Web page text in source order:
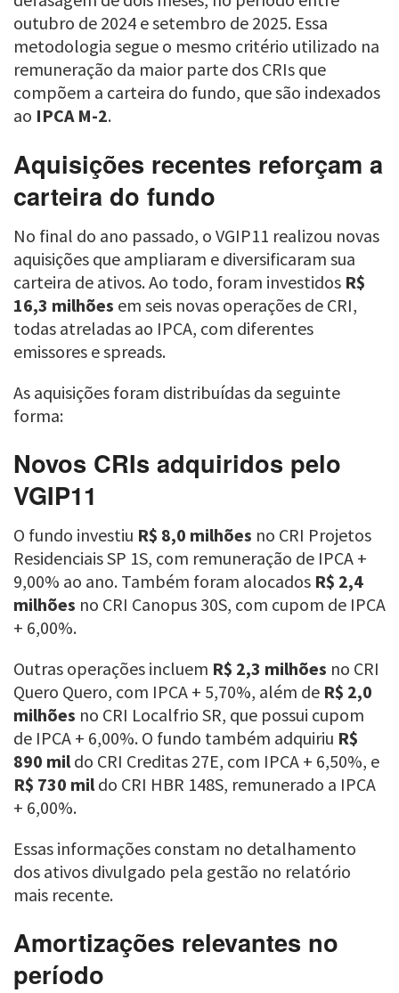
outubro de 2024 e setembro de 2025. Essa
metodologia segue o mesmo critério utilizado na
remuneração da maior parte dos CRIs que
compõem a carteira do fundo, que são indexados
ao IPCA M-2.
Aquisições recentes reforçam a
carteira do fundo
No final do ano passado, o VGIP11 realizou novas
aquisições que ampliaram e diversificaram sua
carteira de ativos. Ao todo, foram investidos R$
16,3 milhões em seis novas operações de CRI,
todas atreladas ao IPCA, com diferentes
emissores e spreads.
As aquisições foram distribuídas da seguinte
forma:
Novos CRIs adquiridos pelo
VGIP11
O fundo investiu R$ 8,0 milhões no CRI Projetos
Residenciais SP 1S, com remuneração de IPCA +
9,00% ao ano. Também foram alocados R$ 2,4
milhões no CRI Canopus 30S, com cupom de IPCA
+ 6,00%.
Outras operações incluem R$ 2,3 milhões no CRI
Quero Quero, com IPCA + 5,70%, além de R$ 2,0
milhões no CRI Localfrio SR, que possui cupom
de IPCA + 6,00%. O fundo também adquiriu R$
890 mil do CRI Creditas 27E, com IPCA + 6,50%, e
R$ 730 mil do CRI HBR 148S, remunerado a IPCA
+ 6,00%.
Essas informações constam no detalhamento
dos ativos divulgado pela gestão no relatório
mais recente.
Amortizações relevantes no
período